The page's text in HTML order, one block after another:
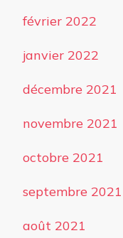
février 2022
janvier 2022
décembre 2021
novembre 2021
octobre 2021
septembre 2021
août 2021